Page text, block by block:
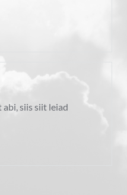
siis siit leiad